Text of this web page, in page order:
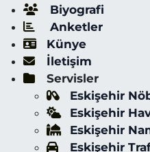
Biyografi
Anketler
Künye
İletişim
Servisler
Eskişehir
Eskişehir
Eskişehir
Eskişehir